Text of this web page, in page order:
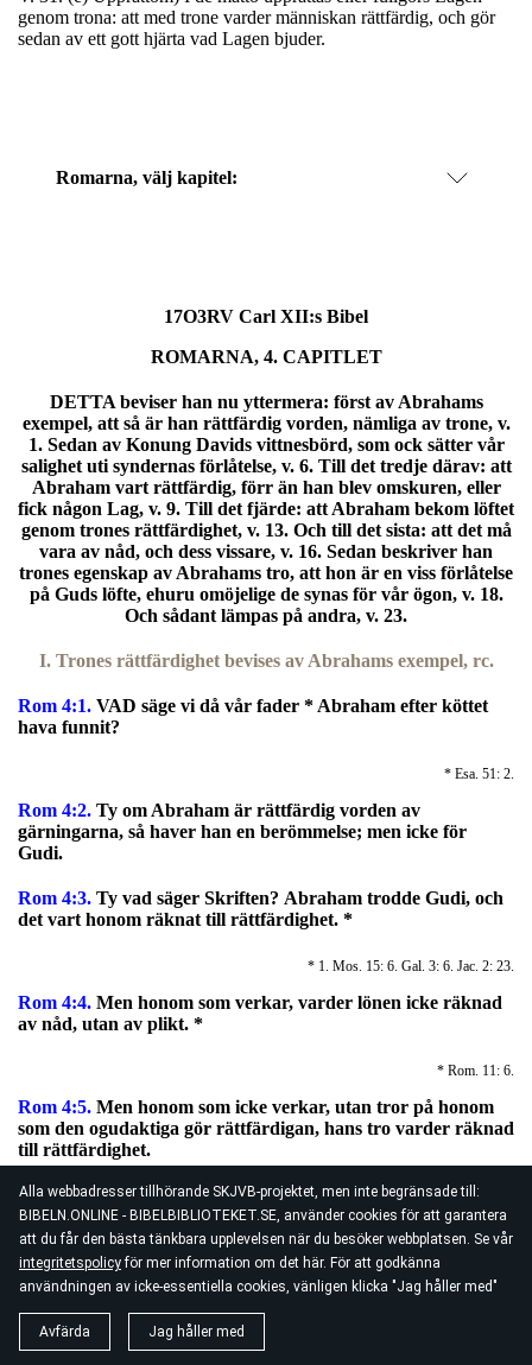
Alla webbadresser tillhörande SKJVB-projektet, men inte begränsade till:
BIBELN.ONLINE - BIBELBIBLIOTEKET.SE, använder cookies för att garantera
att du får den bästa tänkbara upplevelsen när du besöker webbplatsen. Se vår
integritetspolicyför mer information om det här. För att godkänna
användningen av icke-essentiella cookies, vänligen klicka "Jag håller med"
Avfärda Jag håller med
genom trona: att med trone varder människan rättfärdig, och gör
sedan av ett gott hjärta vad Lagen bjuder.
Romarna, välj kapitel:
17O3RV Carl XII:s Bibel
ROMARNA, 4. CAPITLET
DETTA beviser han nu yttermera: först av Abrahams
exempel, att så är han rättfärdig vorden, nämliga av trone, v.
1. Sedan av Konung Davids vittnesbörd, som ock sätter vår
salighet uti syndernas förlåtelse, v. 6. Till det tredje därav: att
Abraham vart rättfärdig, förr än han blev omskuren, eller
fick någon Lag, v. 9. Till det fjärde: att Abraham bekom löftet
genom trones rättfärdighet, v. 13. Och till det sista: att det må
vara av nåd, och dess vissare, v. 16. Sedan beskriver han
trones egenskap av Abrahams tro, att hon är en viss förlåtelse
på Guds löfte, ehuru omöjelige de synas för vår ögon, v. 18.
Och sådant lämpas på andra, v. 23.
I. Trones rättfärdighet bevises av Abrahams exempel, rc.
Rom 4:1. VAD säge vi då vår fader * Abraham efter köttet
hava funnit?
* Esa. 51: 2.
Rom 4:2. Ty om Abraham är rättfärdig vorden av
gärningarna, så haver han en berömmelse; men icke för
Gudi.
Rom 4:3. Ty vad säger Skriften? Abraham trodde Gudi, och
det vart honom räknat till rättfärdighet. *
* 1. Mos. 15: 6. Gal. 3: 6. Jac. 2: 23.
Rom 4:4. Men honom som verkar, varder lönen icke räknad
av nåd, utan av plikt. *
* Rom. 11: 6.
Rom 4:5. Men honom som icke verkar, utan tror på honom
som den ogudaktiga gör rättfärdigan, hans tro varder räknad
till rättfärdighet.
Av Davids vittnesbörd.
Rom 4:6.Såsom ock David säger,att saligheten är dens
människos, vilko Gud tillräknar rättfärdighetena, utan
gärningar.
Rom 4:7.
Salige äro de som deras orättfärdigheter äro
förlåtna, och deras synder äro överskylda. *